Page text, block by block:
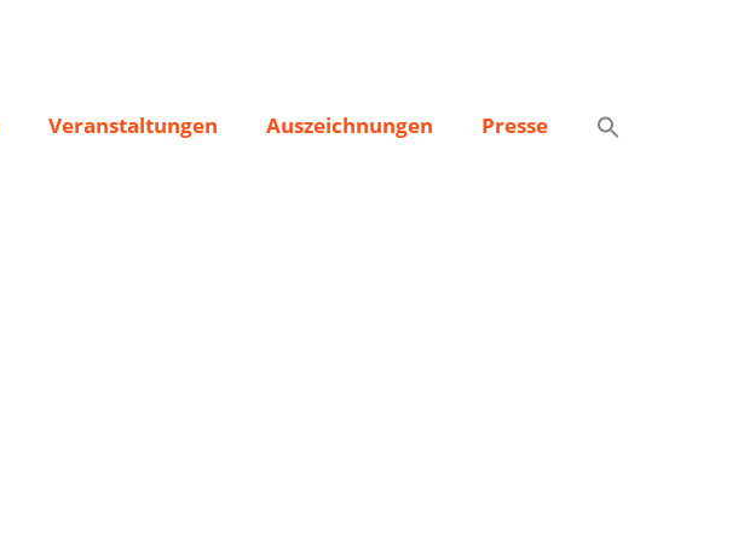
Veranstaltungen Auszeichnungen Presse